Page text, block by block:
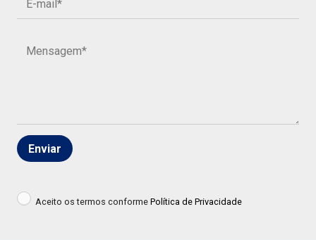
Aceito os termos conforme Política de Privacidade